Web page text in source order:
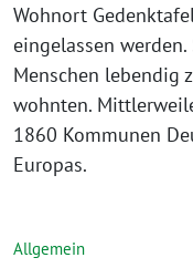
Wohnort
eingelassen
Menschen lebendig
wohnten.
1860 Kommunen
Europas.
Allgemein